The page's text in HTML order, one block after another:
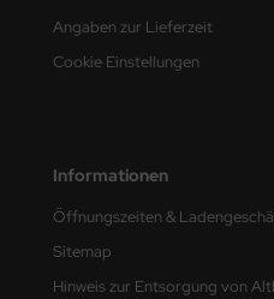
Angaben zur Lieferzeit
Cookie Einstellungen
Informationen
Öffnungszeiten &
Sitemap
Hinweis zur Entsorgung von
Field Model